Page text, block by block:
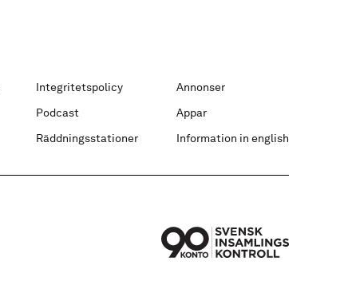
Integritetspolicy
Annonser
Podcast
Appar
Räddningsstationer
Information in english